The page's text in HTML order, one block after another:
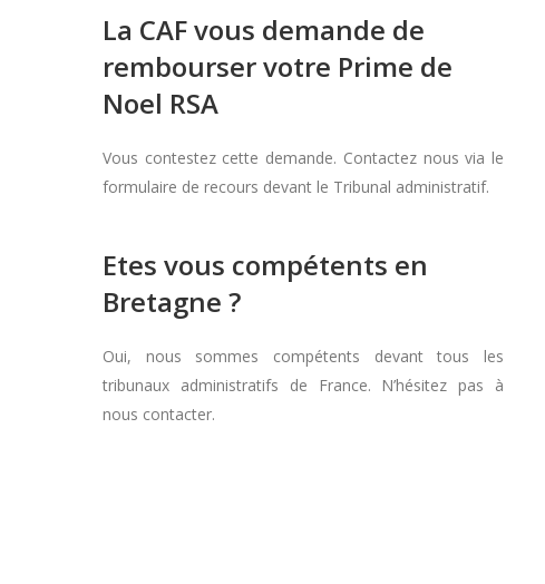
La CAF vous demande de
rembourser votre Prime de
Noel RSA
Vous contestez cette demande. Contactez nous via le
formulaire de recours devant le Tribunal administratif.
Etes vous compétents en
Bretagne ?
Oui, nous sommes compétents devant tous les
tribunaux administratifs de France. N’hésitez pas à
nous contacter.